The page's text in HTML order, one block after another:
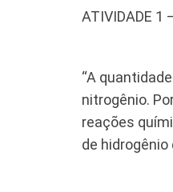
ATIVIDADE 1
“A
nitrogênio.
reações
de